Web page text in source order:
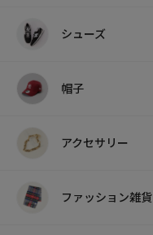
シューズ
帽子
アクセサリー
ファッション雑貨